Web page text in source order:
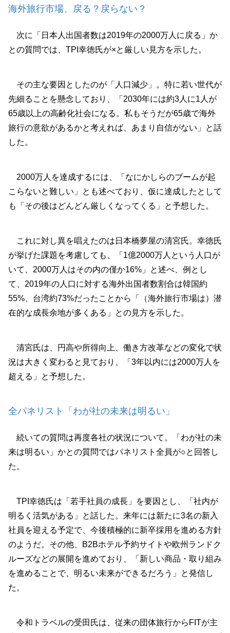
海外旅行市場、戻る？戻らない？
次に「日本人出国者数は2019年の2000万人に戻る」か
との質問では、TPI幸徳氏が×と厳しい見方を示した。
その主な要因としたのが「人口減少」。特に若い世代が
先細ることを懸念しており、「2030年には約3人に1人が
65歳以上の高齢化社会になる。私もそうだが65歳で海外
旅行の意欲があるかと考えれば、あまり自信がない」と話
した。
2000万人を達成するには、「なにかしらのブームが起
こらないと難しい」とも述べており、仮に達成したとして
も「その後はどんどん厳しくなってくる」と予想した。
これに対し異を唱えたのは日本橋夢屋の清宮氏。幸徳氏
が挙げた課題を考慮しても、「1億2000万人という人口が
いて、2000万人はその内の僅か16%」と述べ、例とし
て、2019年の人口に対する海外出国者数割合は韓国約
55%、台湾約73%だったことから「（海外旅行市場は）潜
在的な成長余地が多くある」との見方を示した。
清宮氏は、円高や所得向上、働き方改革などの変化で状
況は大きく変わると見ており、「3年以内には2000万人を
超える」と予想した。
全パネリスト「わが社の未来は明るい」
続いての質問は再度各社の状況について。「わが社の未
来は明るい」かとの質問ではパネリスト全員が○と回答し
た。
TPI幸徳氏は「若手社員の成長」を要因とし、「社内が
明るく活気がある」と話した。来年には新たに3名の新入
社員を迎える予定で、今後積極的に新卒採用を進める方針
のようだ。その他、B2Bホテル予約サイトや欧州ランドク
ルーズなどの展開を進めており、「新しい商品・取り組み
を進めることで、明るい未来ができるだろう」と発信し
た。
令和トラベルの受田氏は、従来の団体旅行からFITが主